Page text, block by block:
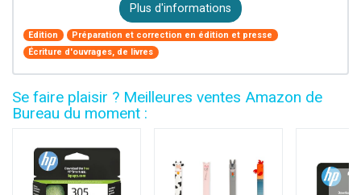
Plus d'informations
Edition
Préparation et correction en édition et presse
Écriture d'ouvrages, de livres
Se faire plaisir ? Meilleures ventes Amazon de
Bureau du moment :